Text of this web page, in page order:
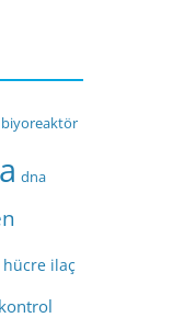
biyoreaktör
dna
hücre ilaç